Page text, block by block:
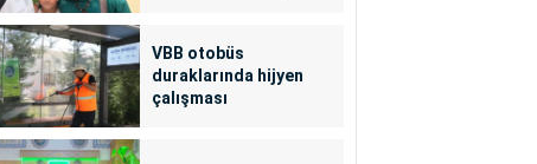
VBB otobüs
duraklarında hijyen
çalışması